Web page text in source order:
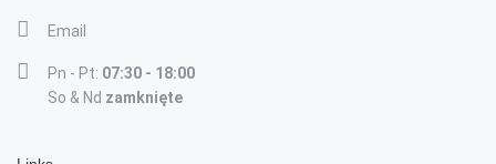
Email
Pn - Pt: 07:30 - 18:00
So & Nd zamknięte